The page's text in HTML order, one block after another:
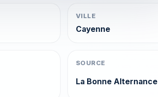
VILLE
Cayenne
SOURCE
La Bonne Alternance